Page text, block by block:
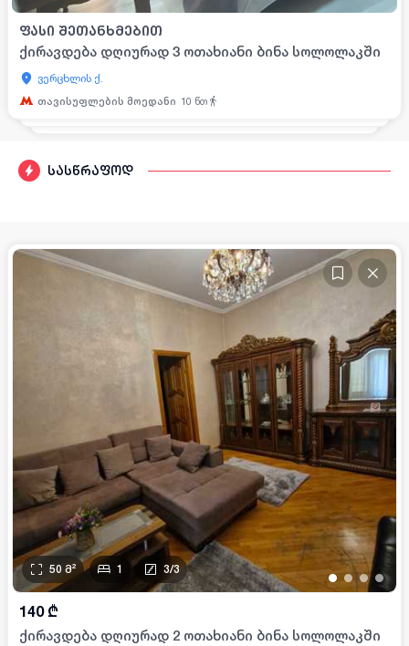
სასწრაფოდ
ᲤᲐᲡᲘ ᲨᲔᲗᲐᲜᲮᲛᲔᲑᲘᲗ
ქირავდება დღიურად 3 ოთახიანი ბინა სოლოლაკში
ვერცხლის ქ.
თავისუფლების მოედანი 10 წთ
• •• •
50 მ² 1 3/3
140 ₾
ქირავდება დღიურად 2 ოთახიანი ბინა სოლოლაკში